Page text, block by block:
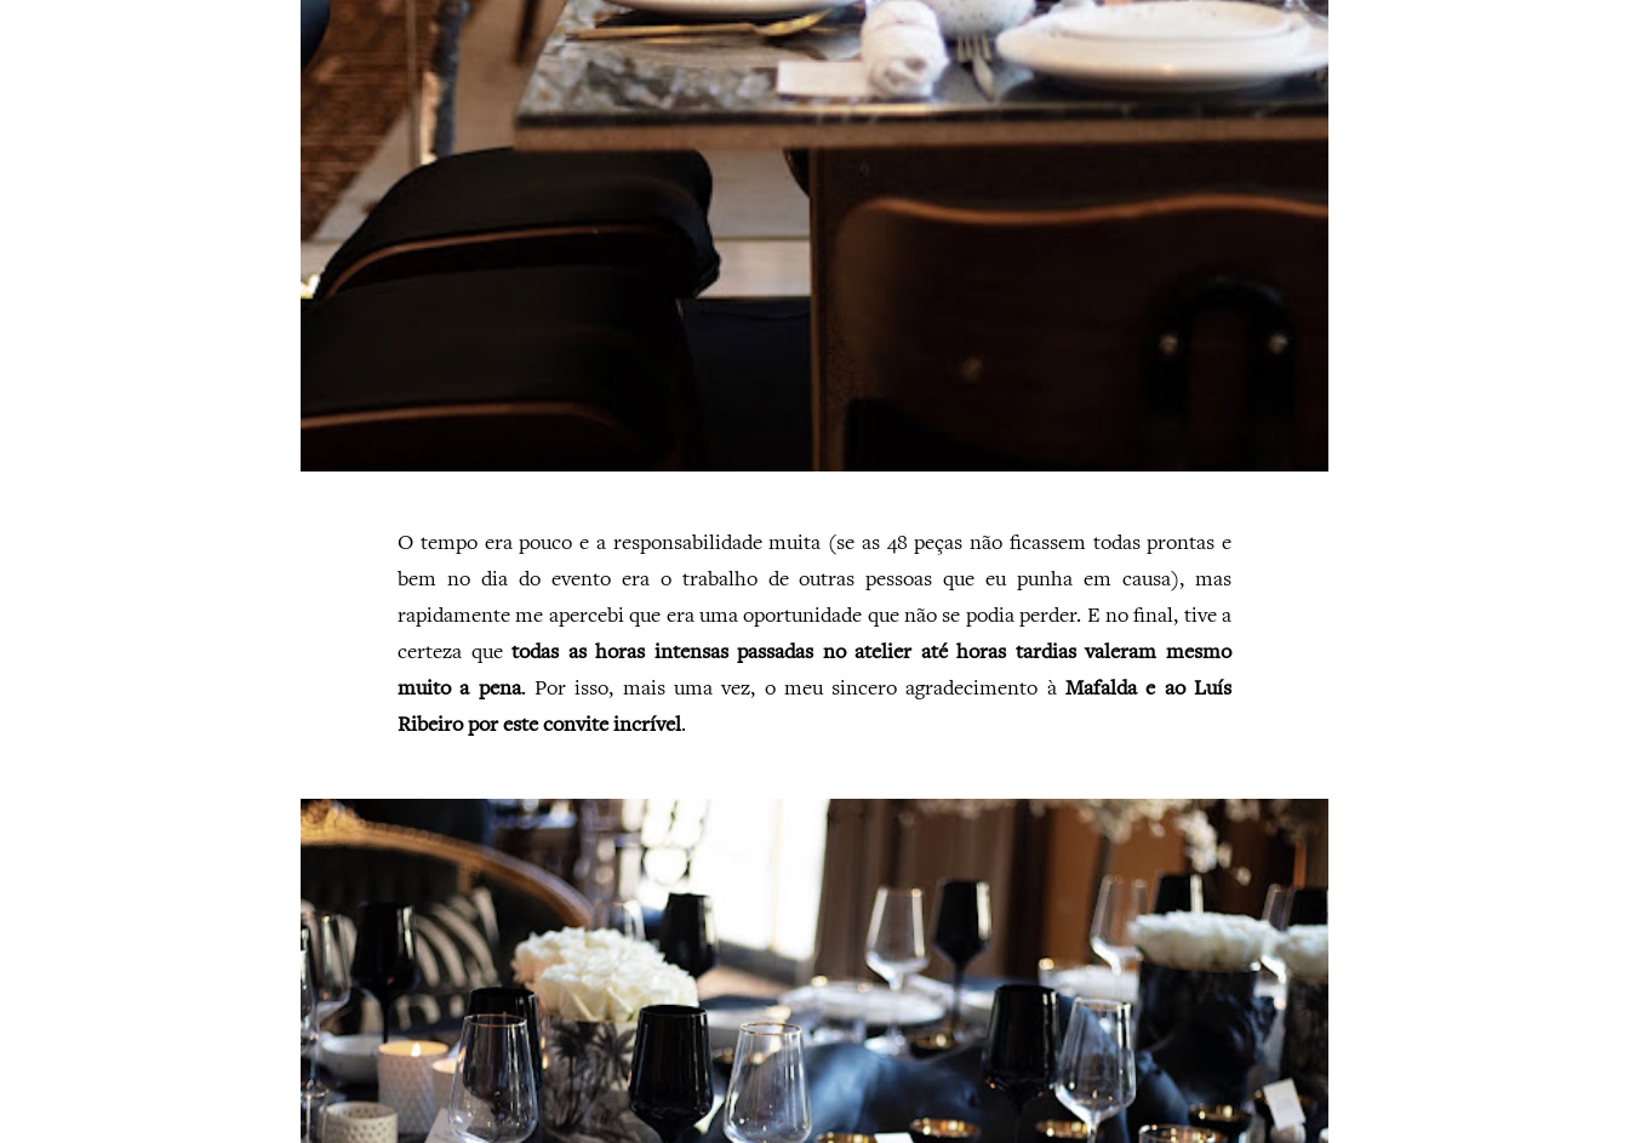
O tempo era pouco e a responsabilidade muita (se as 48 peças não ficassem todas prontas e
bem no dia do evento era o trabalho de outras pessoas que eu punha em causa), mas
rapidamente me apercebi que era uma oportunidade que não se podia perder. E no final, tive a
certeza quetodas as horas intensas passadas no atelier até horas tardias valeram mesmo
muito a pena. Por isso, mais uma vez, o meu sincero agradecimento àMafalda e ao Luís
Ribeiro por este convite incrível.